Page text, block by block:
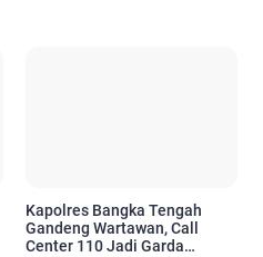
Kapolres Bangka Tengah
Gandeng Wartawan, Call
Center 110 Jadi Garda